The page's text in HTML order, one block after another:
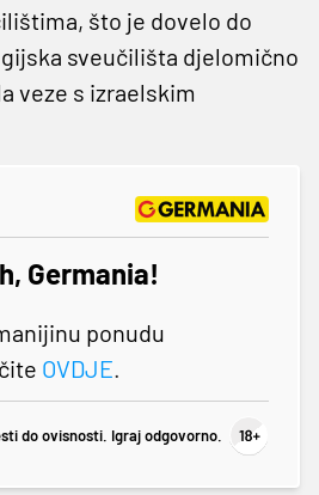
što je dovelo do
sveučilišta djelomično
veze s izraelskim
Germania!
ponudu
OVDJE.
do ovisnosti. Igraj odgovorno.